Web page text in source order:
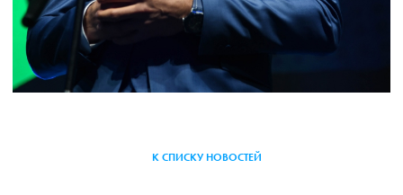
К СПИСКУ НОВОСТЕЙ